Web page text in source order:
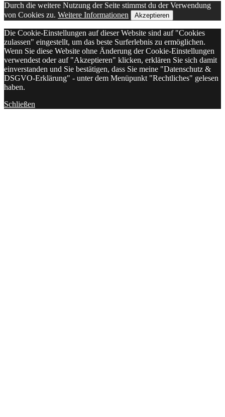
Durch die weitere Nutzung der Seite stimmst du der Verwendung
von Cookies zu. Weitere Informationen Akzeptieren
Die Cookie-Einstellungen auf dieser Website sind auf "Cookies
zulassen" eingestellt, um das beste Surferlebnis zu ermöglichen.
Wenn Sie diese Website ohne Änderung der Cookie-Einstellungen
verwendest oder auf "Akzeptieren" klicken, erklären Sie sich damit
einverstanden und Sie bestätigen, dass Sie meine "Datenschutz &
DSGVO-Erklärung" - unter dem Menüpunkt "Rechtliches" gelesen
haben.
Schließen